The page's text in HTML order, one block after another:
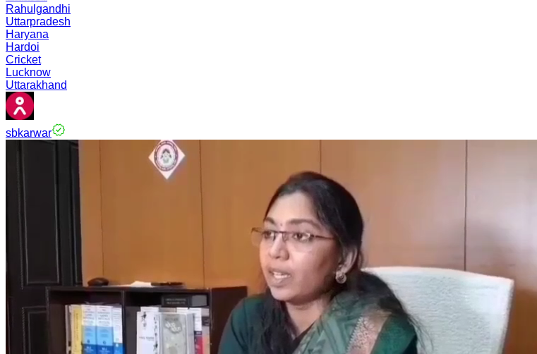
Rahulgandhi
Uttarpradesh
Haryana
Hardoi
Cricket
Lucknow
Uttarakhand
sbkarwar